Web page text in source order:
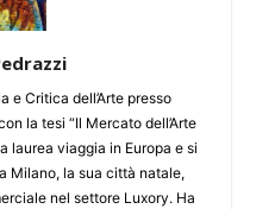
e Critica dell’Arte presso
la tesi “Il Mercato dell’Arte
laurea viaggia in Europa e si
Milano, la sua città natale,
nel settore Luxory. Ha